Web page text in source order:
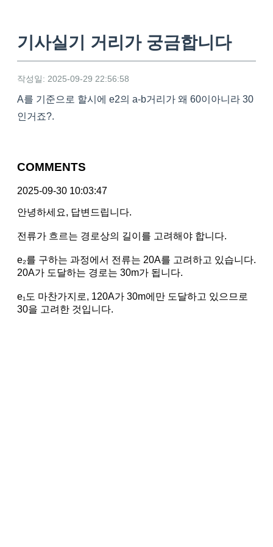
기사실기 거리가 궁금합니다
작성일: 2025-09-29 22:56:58
A를 기준으로 할시에 e2의 a-b거리가 왜 60이아니라 30
인거죠?.
COMMENTS
2025-09-30 10:03:47
안녕하세요, 답변드립니다.
전류가 흐르는 경로상의 길이를 고려해야 합니다.
e₂를 구하는 과정에서 전류는 20A를 고려하고 있습니다.
20A가 도달하는 경로는 30m가 됩니다.
e₁도 마찬가지로, 120A가 30m에만 도달하고 있으므로
30을 고려한 것입니다.